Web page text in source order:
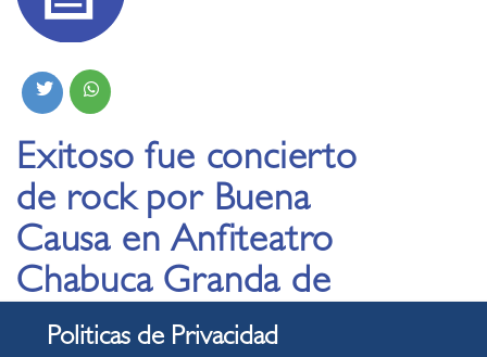
Exitoso fue concierto
de rock por Buena
Causa en Anfiteatro
Chabuca Granda de
Miraflores